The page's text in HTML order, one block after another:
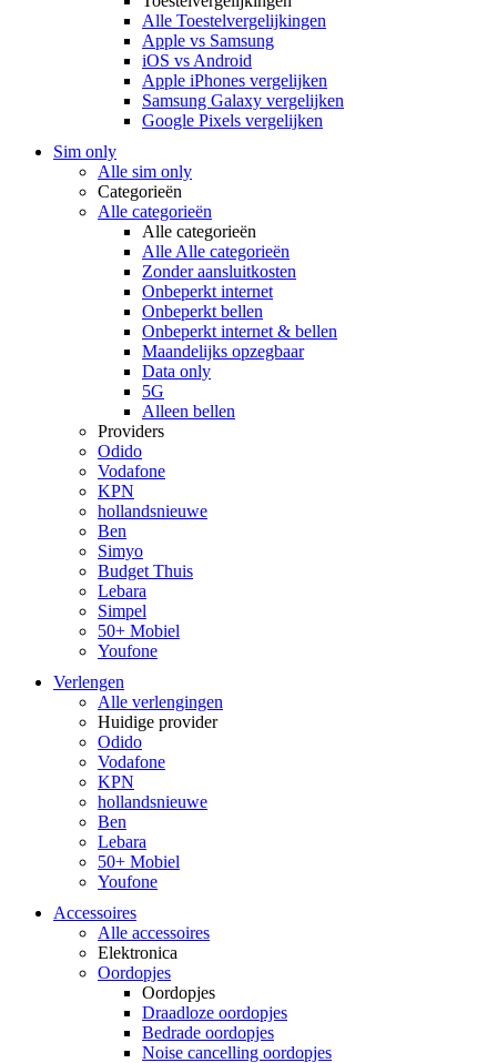
Alle Toestelvergelijkingen
Apple vs Samsung
iOS vs Android
Apple iPhones vergelijken
Samsung Galaxy vergelijken
Google Pixels vergelijken
Sim only
Alle sim only
Categorieën
Alle categorieën
Alle categorieën
Alle Alle categorieën
Zonder aansluitkosten
Onbeperkt internet
Onbeperkt bellen
Onbeperkt internet & bellen
Maandelijks opzegbaar
Data only
5G
Alleen bellen
Providers
Odido
Vodafone
KPN
hollandsnieuwe
Ben
Simyo
Budget Thuis
Lebara
Simpel
50+ Mobiel
Youfone
Verlengen
Alle verlengingen
Huidige provider
Odido
Vodafone
KPN
hollandsnieuwe
Ben
Lebara
50+ Mobiel
Youfone
Accessoires
Alle accessoires
Elektronica
Oordopjes
Oordopjes
Draadloze oordopjes
Bedrade oordopjes
Noise cancelling oordopjes